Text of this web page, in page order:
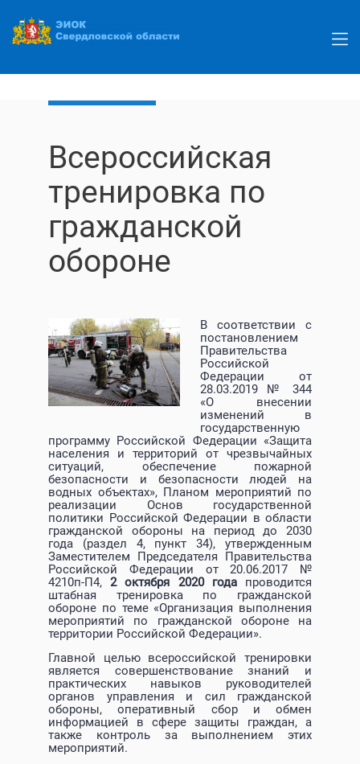
основному
Всероссийская
тренировка по
гражданской
обороне
В соответствии с
постановлением
Правительства
Российской
Федерации от
28.03.2019 № 344
«О внесении
изменений в
государственную
программу Российской Федерации «Защита
населения и территорий от чрезвычайных
ситуаций, обеспечение пожарной
безопасности и безопасности людей на
водных объектах», Планом мероприятий по
реализации Основ государственной
политики Российской Федерации в области
гражданской обороны на период до 2030
года (раздел 4, пункт 34), утвержденным
Заместителем Председателя Правительства
Российской Федерации от 20.06.2017 №
4210п-П4,2 октября 2020 годапроводится
штабная тренировка по гражданской
обороне по теме «Организация выполнения
мероприятий по гражданской обороне на
территории Российской Федерации».
Главной целью всероссийской тренировки
является совершенствование знаний и
практических навыков руководителей
органов управления и сил гражданской
обороны, оперативный сбор и обмен
информацией в сфере защиты граждан, а
также контроль за выполнением этих
мероприятий.